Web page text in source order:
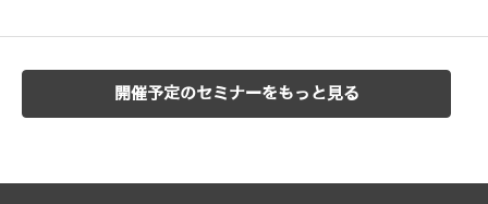
開催予定のセミナーをもっと見る